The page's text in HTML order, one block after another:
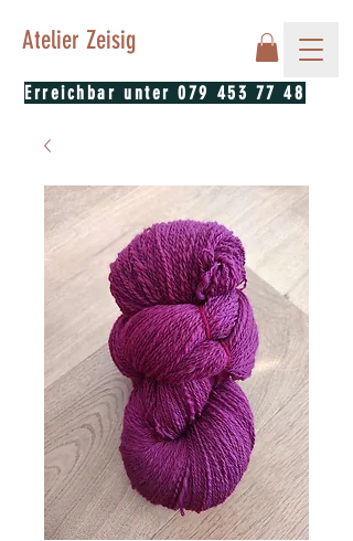
Erreichbar unter079 453 77 48
Atelier Zeisig